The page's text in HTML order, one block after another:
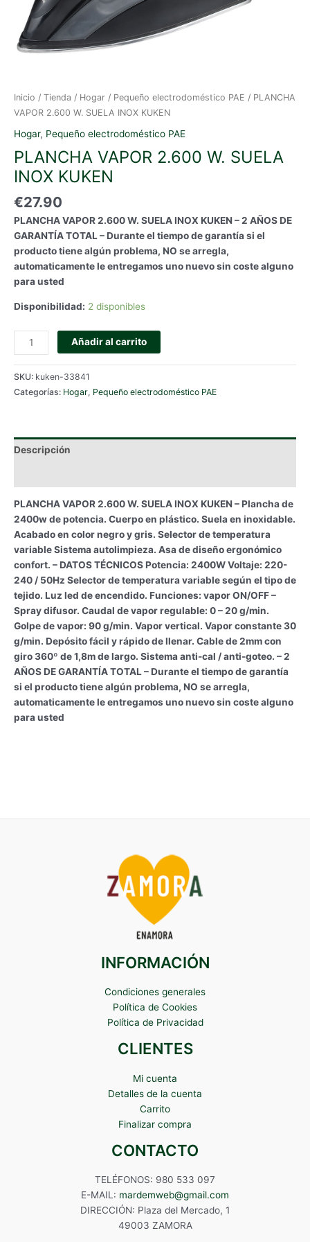
Inicio / Tienda / Hogar / Pequeño electrodoméstico PAE / PLANCHA
VAPOR 2.600 W. SUELA INOX KUKEN
Hogar, Pequeño electrodoméstico PAE
PLANCHA VAPOR 2.600 W. SUELA
INOX KUKEN
€27.90
PLANCHA VAPOR 2.600 W. SUELA INOX KUKEN – 2 AÑOS DE
GARANTÍA TOTAL – Durante el tiempo de garantía si el
producto tiene algún problema, NO se arregla,
automaticamente le entregamos uno nuevo sin coste alguno
para usted
Disponibilidad: 2 disponibles
PLANCHA
VAPOR
2.600
W.
SUELA
cantidad
Añadir al carrito
SKU: kuken-33841
Categorías: Hogar, Pequeño electrodoméstico PAE
Descripción
PLANCHA VAPOR 2.600 W. SUELA INOX KUKEN – Plancha de
2400w de potencia. Cuerpo en plástico. Suela en inoxidable.
Acabado en color negro y gris. Selector de temperatura
variable Sistema autolimpieza. Asa de diseño ergonómico
confort. – DATOS TÉCNICOS Potencia: 2400W Voltaje: 220-
240 / 50Hz Selector de temperatura variable según el tipo de
tejido. Luz led de encendido. Funciones: vapor ON/OFF –
Spray difusor. Caudal de vapor regulable: 0 – 20 g/min.
Golpe de vapor: 90 g/min. Vapor vertical. Vapor constante 30
g/min. Depósito fácil y rápido de llenar. Cable de 2mm con
giro 360º de 1,8m de largo. Sistema anti-cal / anti-goteo. – 2
AÑOS DE GARANTÍA TOTAL – Durante el tiempo de garantía
si el producto tiene algún problema, NO se arregla,
automaticamente le entregamos uno nuevo sin coste alguno
para usted
INFORMACIÓN
Condiciones generales
Política de Cookies
Política de Privacidad
CLIENTES
Mi cuenta
Detalles de la cuenta
Carrito
Finalizar compra
CONTACTO
TELÉFONOS: 980 533 097
E-MAIL: mardemweb@gmail.com
DIRECCIÓN: Plaza del Mercado, 1
49003 ZAMORA